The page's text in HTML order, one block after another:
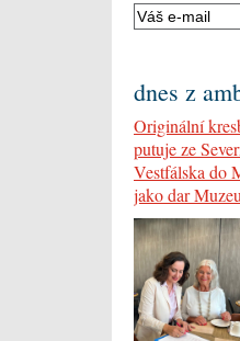
dnes z
Originální
putuje ze
Vestfálska do
jako dar